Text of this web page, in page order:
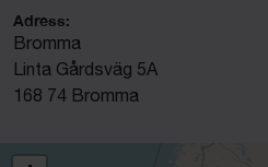
Adress:
Bromma
Linta Gårdsväg 5A
168 74 Bromma